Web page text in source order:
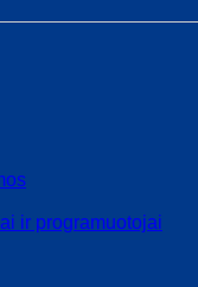
ir programuotojai